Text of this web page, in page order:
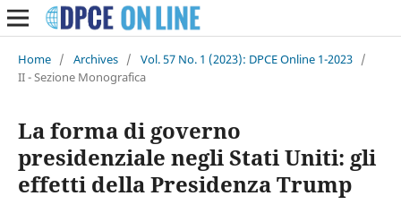
Home / Archives / Vol. 57 No. 1 (2023): DPCE Online 1-2023 /
II - Sezione Monografica
La forma di governo
presidenziale negli Stati Uniti: gli
effetti della Presidenza Trump